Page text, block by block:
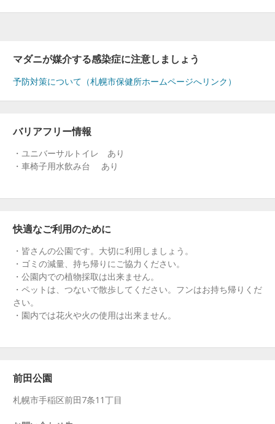
マダニが媒介する感染症に注意しましょう
予防対策について（札幌市保健所ホームページへリンク）
バリアフリー情報
・ユニバーサルトイレ あり
・車椅子用水飲み台 あり
快適なご利用のために
・皆さんの公園です。大切に利用しましょう。
・ゴミの減量、持ち帰りにご協力ください。
・公園内での植物採取は出来ません。
・ペットは、つないで散歩してください。フンはお持ち帰りくだ
さい。
・園内では花火や火の使用は出来ません。
前田公園
札幌市手稲区前田7条11丁目